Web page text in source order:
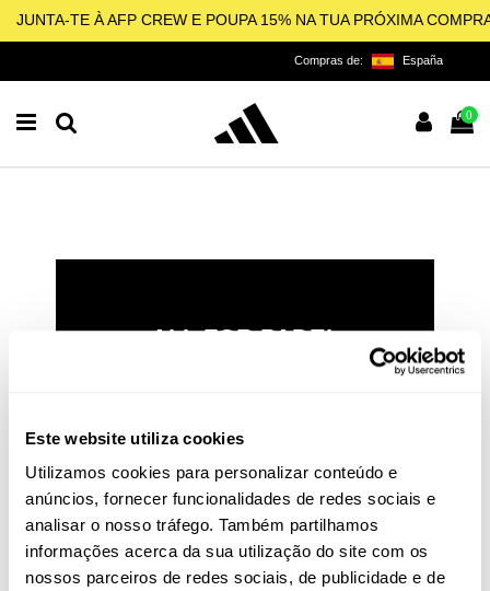
Este website utiliza cookies
Utilizamos cookies para personalizar conteúdo e
anúncios, fornecer funcionalidades de redes sociais e
analisar o nosso tráfego. Também partilhamos
informações acerca da sua utilização do site com os
nossos parceiros de redes sociais, de publicidade e de
JUNTA-TE À AFP CREW E POUPA 15% NA TUA PRÓXIMA
Compras de: España
0
ALL FOR PADEL
LICENCIADO OFICIAL DA
TENNIS
O padel e o pickleball não são apenas esportes:
são um estilo de vida. Na All For Padel, levamos
estes esportes a todos os cantos do mundo,
oferecendo produtos adidas de alta qualidade
que combinam inovação, desempenho e estilo.